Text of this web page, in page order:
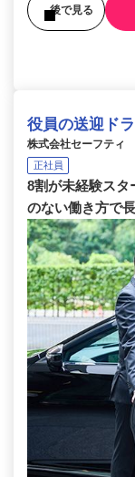
後で見る
役員の送迎ド
株式会社セーフティ
正社員
8割が未経験スタ
のない働き方で